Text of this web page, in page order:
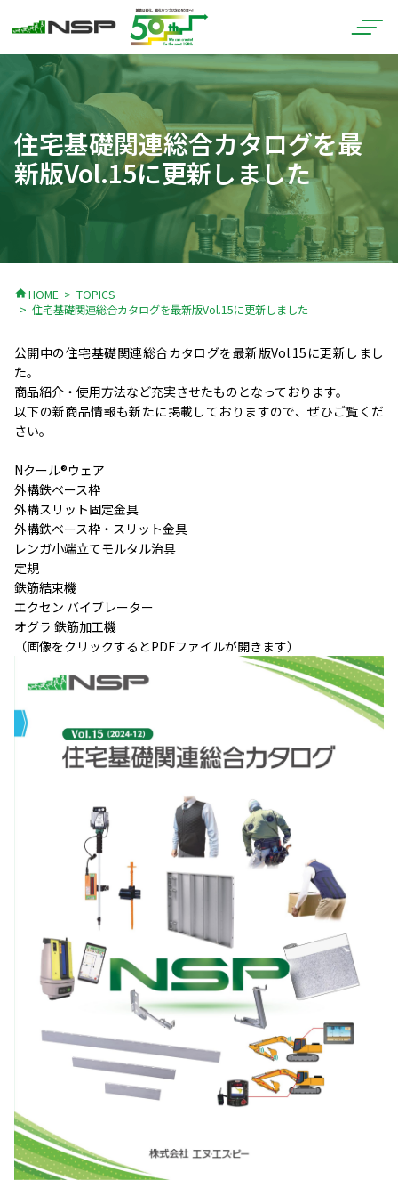
住宅基礎関連総合カタログを最
新版Vol.15に更新しました
home HOME
TOPICS
住宅基礎関連総合カタログを最新版Vol.15に更新しました
公開中の住宅基礎関連総合カタログを最新版Vol.15に更新しまし
た。
商品紹介・使用方法など充実させたものとなっております。
以下の新商品情報も新たに掲載しておりますので、ぜひご覧くだ
さい。
Nクール®ウェア
外構鉄ベース枠
外構スリット固定金具
外構鉄ベース枠・スリット金具
レンガ小端立てモルタル治具
定規
鉄筋結束機
エクセン バイブレーター
オグラ 鉄筋加工機
（画像をクリックするとPDFファイルが開きます）